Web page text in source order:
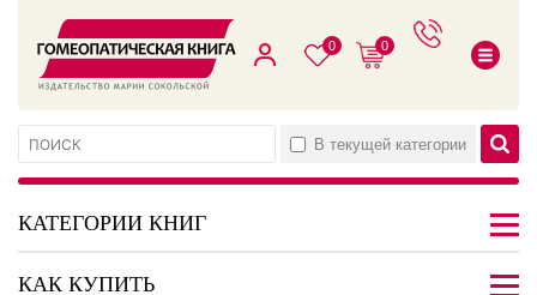
0 0
В текущей категории
КАТЕГОРИИ КНИГ
КАК КУПИТЬ